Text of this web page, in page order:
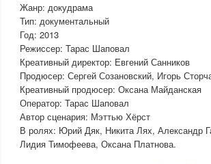
Жанр: докудрама
Тип: документальный
Год: 2013
Режиссер: Тарас Шаповал
Креативный директор: Евгений Санников
Продюсер: Сергей Созановский, Игорь
Креативный продюсер: Оксана Майданская
Оператор: Тарас Шаповал
Автор сценария: Мэттью Хёрст
В ролях: Юрий Дяк, Никита Лях, Александр
Лидия Тимофеева, Оксана Платнова.